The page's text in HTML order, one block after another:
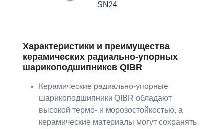
SN24
Характеристики и преимущества
керамических радиально-упорных
шарикоподшипников QIBR
Керамические радиально-упорные
шарикоподшипники QIBR обладают
высокой термо- и морозостойкостью, а
керамические материалы могут сохранять